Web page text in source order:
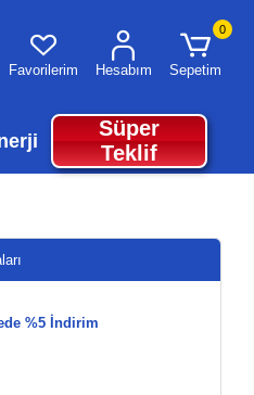
Favorilerim Hesabım
0
Sepetim
Süper
Teklif
%5 İndirim